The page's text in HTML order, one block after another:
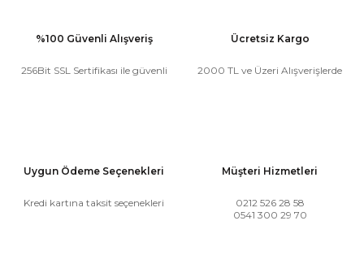
%100 Güvenli Alışveriş
256Bit SSL Sertifikası ile güvenli
Ücretsiz Kargo
2000 TL ve Üzeri Alışverişlerde
Uygun Ödeme Seçenekleri
Kredi kartına taksit seçenekleri
Müşteri Hizmetleri
0212 526 28 58
0541 300 29 70